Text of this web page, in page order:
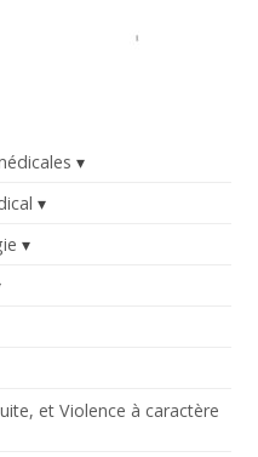
et Violence à caractère